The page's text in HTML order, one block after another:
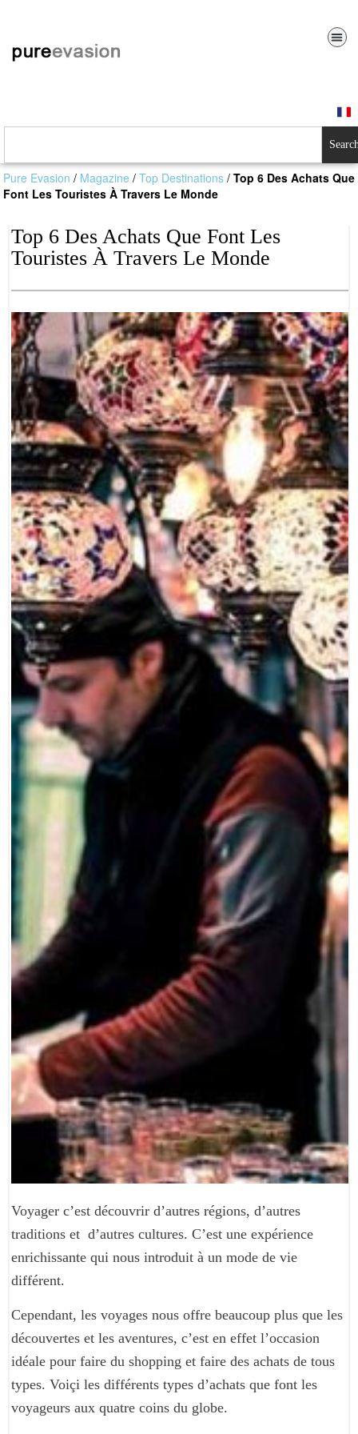
Pure Evasion / Magazine /Top Destinations /Top 6 Des Achats Que
Font Les Touristes À Travers Le Monde
Top 6 Des Achats Que Font Les
Touristes À Travers Le Monde
Voyager c’est découvrir d’autres régions, d’autres
traditions et d’autres cultures. C’est une expérience
enrichissante qui nous introduit à un mode de vie
différent.
Cependant, les voyages nous offre beaucoup plus que les
découvertes et les aventures, c’est en effet l’occasion
idéale pour faire du shopping et faire des achats de tous
types. Voiçi les différents types d’achats que font les
voyageurs aux quatre coins du globe.